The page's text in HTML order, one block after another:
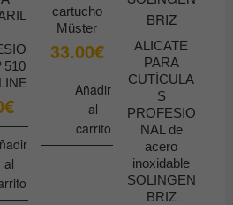
510
€
al
cartucho
Müster
33.00€
Añadir
al
carrito
ALICATE
PARA
CUTÍCULA
S
PROFESIO
NAL de
acero
inoxidable
SOLINGEN
BRIZ